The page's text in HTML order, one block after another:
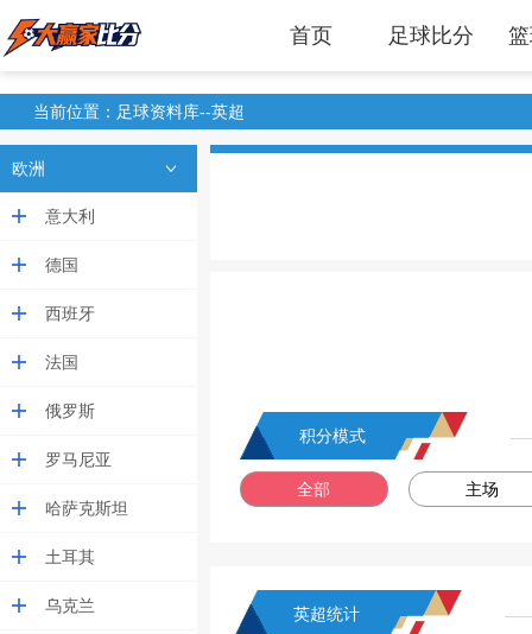
首页 足球比分
当前位置：足球资料库--英超
欧洲
意大利
德国
西班牙
法国
俄罗斯
罗马尼亚
哈萨克斯坦
土耳其
乌克兰
积分模式
全部 主场
英超统计